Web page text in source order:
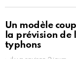
Un modèle
la prévision de
typhons